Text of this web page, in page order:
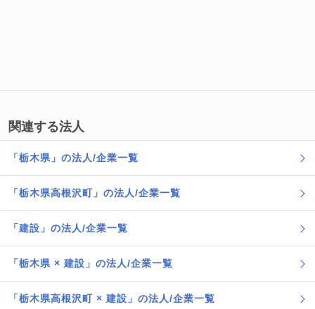
関連する法人
「栃木県」の法人/企業一覧
「栃木県高根沢町」の法人/企業一覧
「建設」の法人/企業一覧
「栃木県 × 建設」の法人/企業一覧
「栃木県高根沢町 × 建設」の法人/企業一覧